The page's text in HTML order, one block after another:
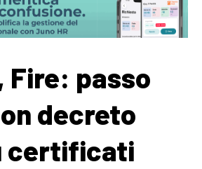
Fire: passo
decreto
certificati